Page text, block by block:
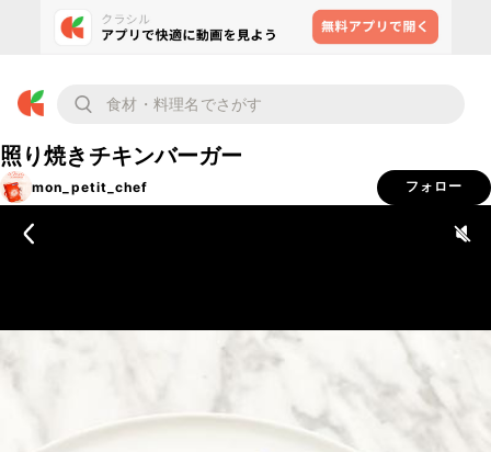
照り焼きチキンバーガー
mon_petit_chef フォロー